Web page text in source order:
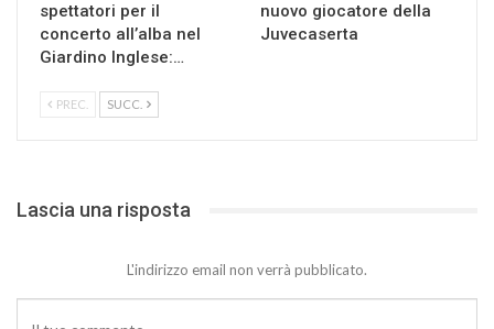
spettatori per il
concerto all’alba nel
Giardino Inglese:…
nuovo giocatore della
Juvecaserta
PREC. SUCC.
Lascia una risposta
L'indirizzo email non verrà pubblicato.